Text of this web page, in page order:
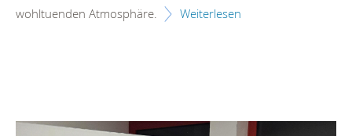
wohltuenden Atmosphäre.
Weiterlesen